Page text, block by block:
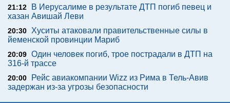
21:12
В Иерусалиме в результате ДТП погиб певец и
хазан Авишай Леви
20:30
Хуситы атаковали правительственные силы в
йеменской провинции Мариб
20:09 Один человек погиб, трое пострадали в ДТП на
316-й трассе
20:00
Рейс авиакомпании Wizz из Рима в Тель-Авив
задержан из-за угрозы безопасности